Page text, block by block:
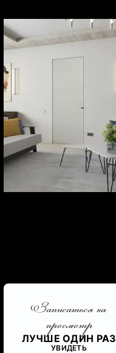
Записаться на
просмотр
ЛУЧШЕ ОДИН РАЗ
УВИДЕТЬ